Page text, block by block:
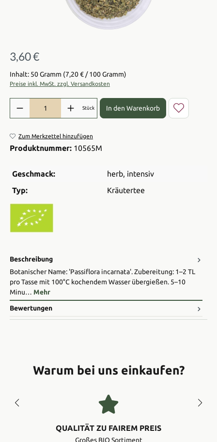
Regulärer Preis:
3,60 €
Inhalt: 50 Gramm (7,20 € / 100 Gramm)
Preise inkl. MwSt. zzgl. Versandkosten
Produkt Anzahl: Gib den gewünschten Wert ein oder benutze die
Stück In den Warenkorb
Zum Merkzettel hinzufügen
Produktnummer: 10565M
Geschmack: herb, intensiv
Typ:
Kräutertee
Beschreibung
Botanischer Name: 'Passiflora incarnata'. Zubereitung: 1–2 TL
pro Tasse mit 100°C kochendem Wasser übergießen. 5–10
Minu… Mehr
Bewertungen
Warum bei uns einkaufen?
QUALITÄT ZU FAIREM PREIS
Großes BIO Sortiment